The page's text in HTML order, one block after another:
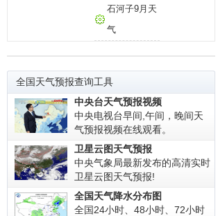
石河子9月天
气
全国天气预报查询工具
中央台天气预报视频
中央电视台早间,午间，晚间天
气预报视频在线观看。
卫星云图天气预报
中央气象局最新发布的高清实时
卫星云图天气预报!
全国天气降水分布图
全国24小时、48小时、72小时